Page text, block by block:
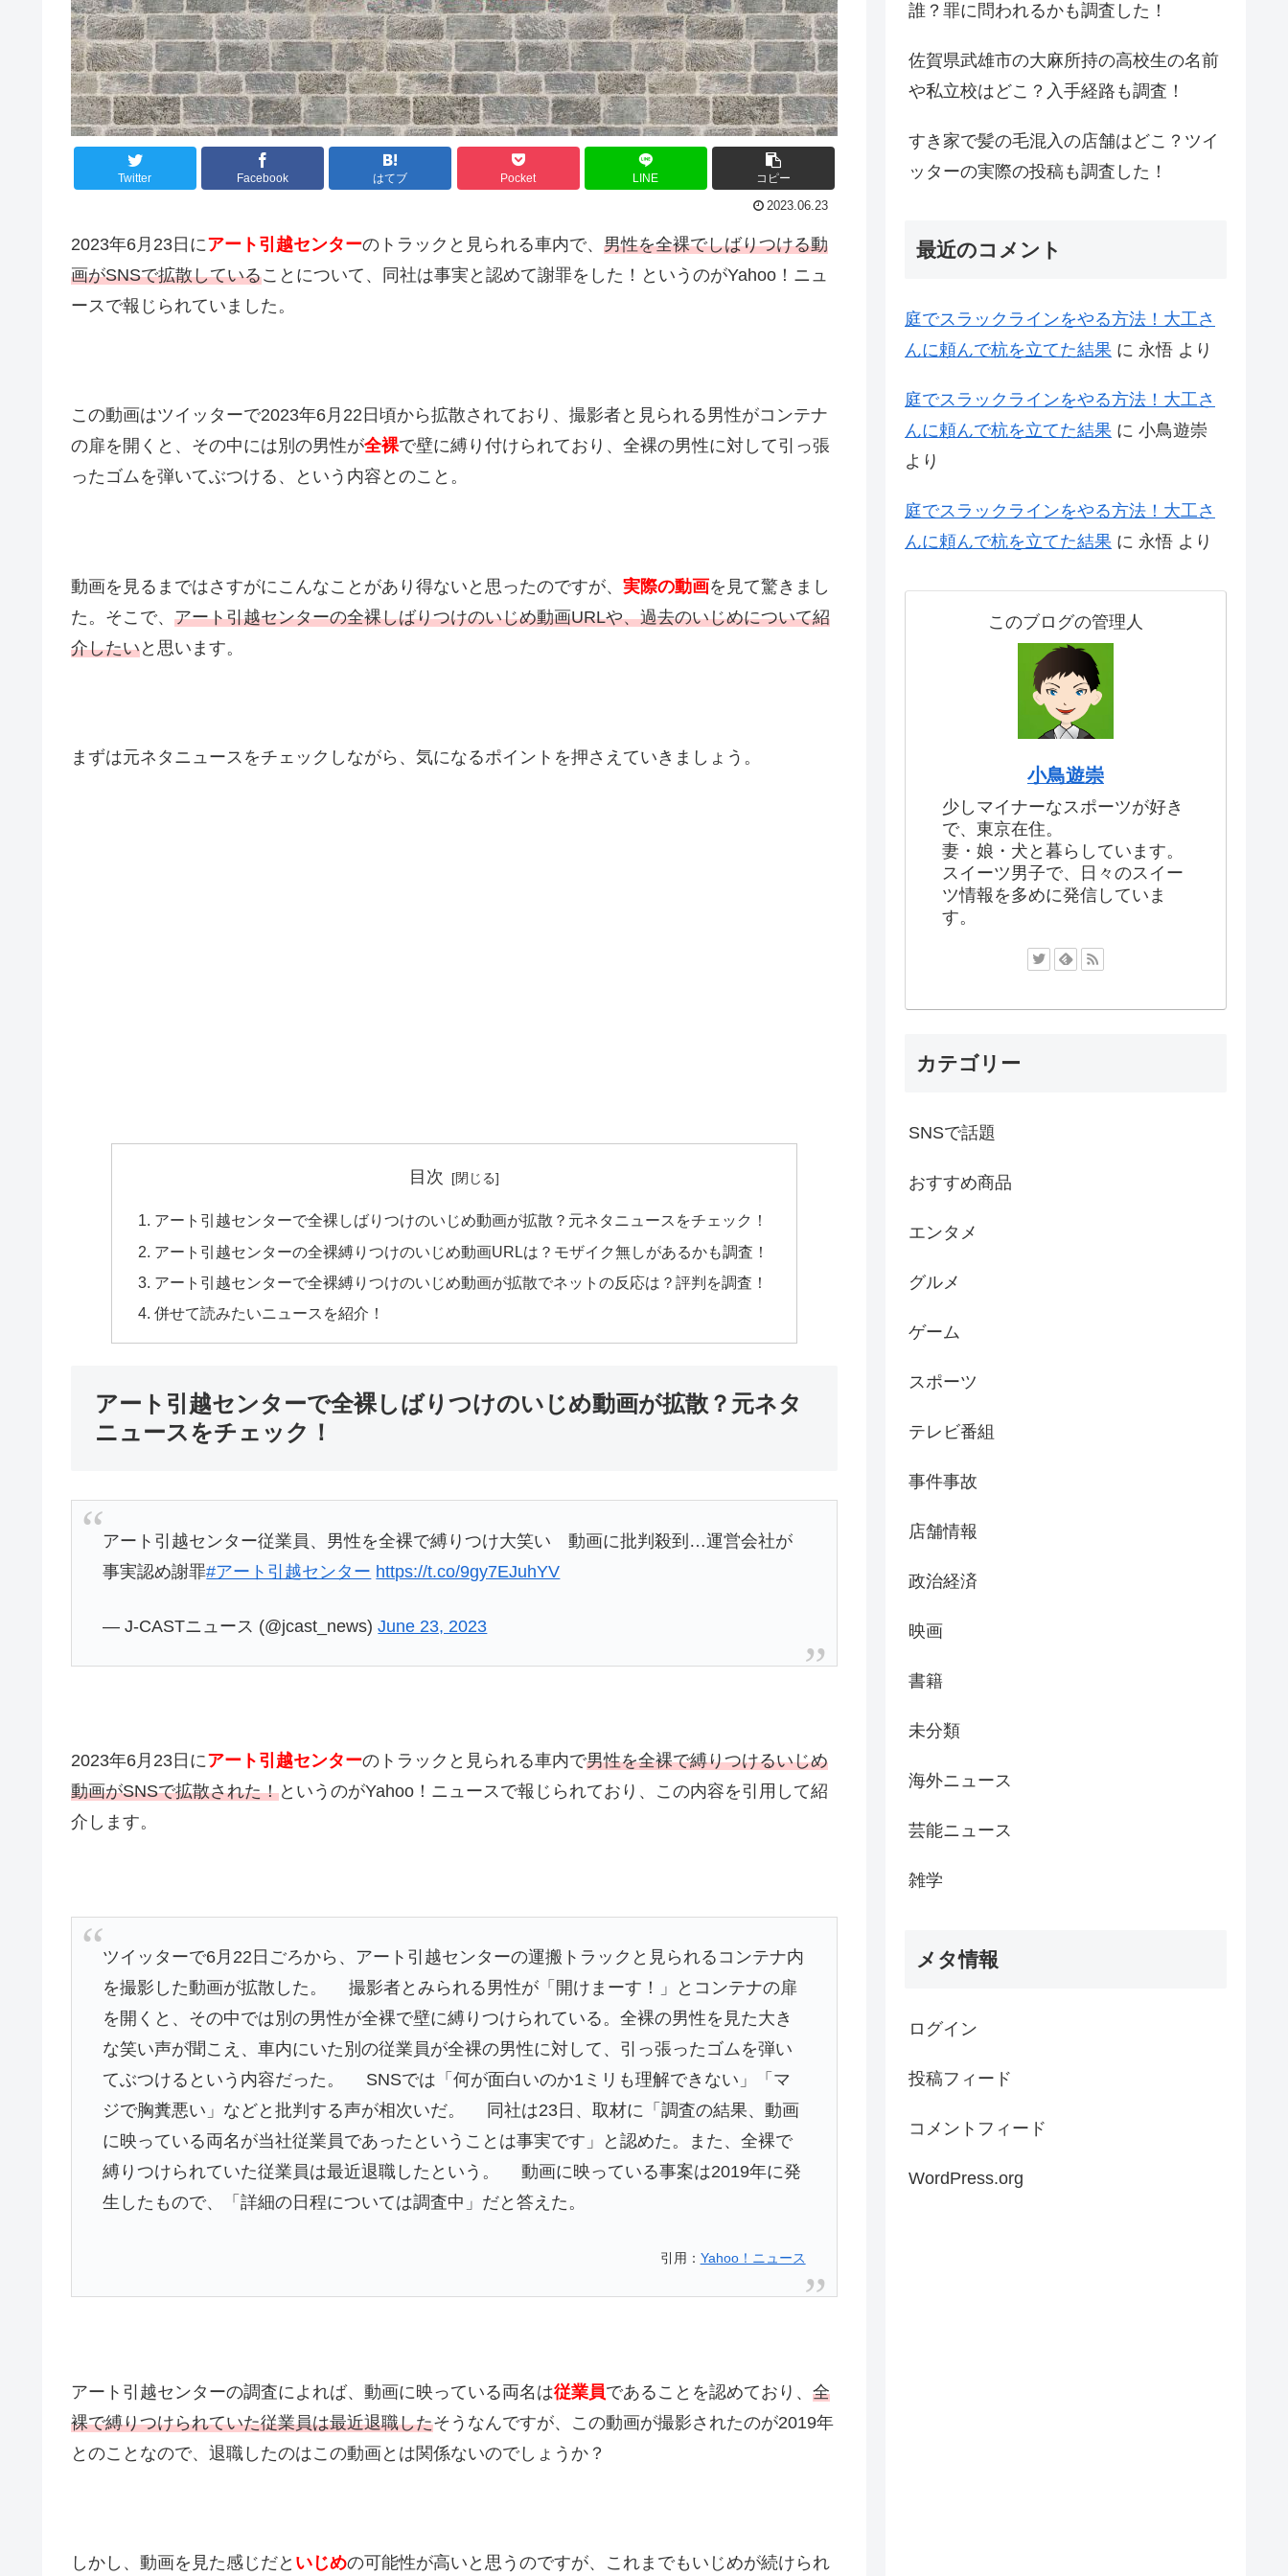
Twitter Facebook はてブ Pocket LINE コピー
2023.06.23
2023年6月23日にアート引越センターのトラックと見られる車内で、 男性を全裸でしばりつける動
画がSNSで拡散していることについて、同社は事実と認めて謝罪をした！というのがYahoo！ニュ
ースで報じられていました。
この動画はツイッターで2023年6月22日頃から拡散されており、撮影者と見られる男性がコンテナ
の扉を開くと、その中には別の男性が全裸で壁に縛り付けられており、全裸の男性に対して引っ張
ったゴムを弾いてぶつける、という内容とのこと。
動画を見るまではさすがにこんなことがあり得ないと思ったのですが、 実際の動画を見て驚きまし
た。そこで、 アート引越センターの全裸しばりつけのいじめ動画URLや、過去のいじめについて紹
介したいと思います。
まずは元ネタニュースをチェックしながら、気になるポイントを押さえていきましょう。
目次
アート引越センターで全裸しばりつけのいじめ動画が拡散？元ネタニュースをチェック！
アート引越センターの全裸縛りつけのいじめ動画URLは？モザイク無しがあるかも調査！
アート引越センターで全裸縛りつけのいじめ動画が拡散でネットの反応は？評判を調査！
併せて読みたいニュースを紹介！
アート引越センターで全裸しばりつけのいじめ動画が拡散？元ネタ
ニュースをチェック！
アート引越センター従業員、男性を全裸で縛りつけ大笑い 動画に批判殺到…運営会社が
事実認め謝罪#アート引越センター https://t.co/9gy7EJuhYV
— J-CASTニュース (@jcast_news)June 23, 2023
2023年6月23日にアート引越センターのトラックと見られる車内で男性を全裸で縛りつけるいじめ
動画がSNSで拡散された！というのがYahoo！ニュースで報じられており、この内容を引用して紹
介します。
ツイッターで6月22日ごろから、アート引越センターの運搬トラックと見られるコンテナ内
を撮影した動画が拡散した。 撮影者とみられる男性が「開けまーす！」とコンテナの扉
を開くと、その中では別の男性が全裸で壁に縛りつけられている。全裸の男性を見た大き
な笑い声が聞こえ、車内にいた別の従業員が全裸の男性に対して、引っ張ったゴムを弾い
てぶつけるという内容だった。 SNSでは「何が面白いのか1ミリも理解できない」「マ
ジで胸糞悪い」などと批判する声が相次いだ。 同社は23日、取材に「調査の結果、動画
に映っている両名が当社従業員であったということは事実です」と認めた。また、全裸で
縛りつけられていた従業員は最近退職したという。 動画に映っている事案は2019年に発
生したもので、「詳細の日程については調査中」だと答えた。
引用： Yahoo！ニュース
アート引越センターの調査によれば、動画に映っている両名は従業員であることを認めており、 全
裸で縛りつけられていた従業員は最近退職したそうなんですが、この動画が撮影されたのが2019年
とのことなので、退職したのはこの動画とは関係ないのでしょうか？
しかし、動画を見た感じだと いじめの可能性が高いと思うのですが、これまでもいじめが続けられ
誰？罪に問われるかも調査した！
佐賀県武雄市の大麻所持の高校生の名前
や私立校はどこ？入手経路も調査！
すき家で髪の毛混入の店舗はどこ？ツイ
ッターの実際の投稿も調査した！
最近のコメント
庭でスラックラインをやる方法！大工さ
んに頼んで杭を立てた結果 に 永悟 より
庭でスラックラインをやる方法！大工さ
んに頼んで杭を立てた結果 に 小鳥遊崇
より
庭でスラックラインをやる方法！大工さ
んに頼んで杭を立てた結果 に 永悟 より
このブログの管理人
小鳥遊崇
少しマイナーなスポーツが好き
で、東京在住。
妻・娘・犬と暮らしています。
スイーツ男子で、日々のスイー
ツ情報を多めに発信していま
す。
カテゴリー
SNSで話題
おすすめ商品
エンタメ
グルメ
ゲーム
スポーツ
テレビ番組
事件事故
店舗情報
政治経済
映画
書籍
未分類
海外ニュース
芸能ニュース
雑学
メタ情報
ログイン
投稿フィード
コメントフィード
WordPress.org